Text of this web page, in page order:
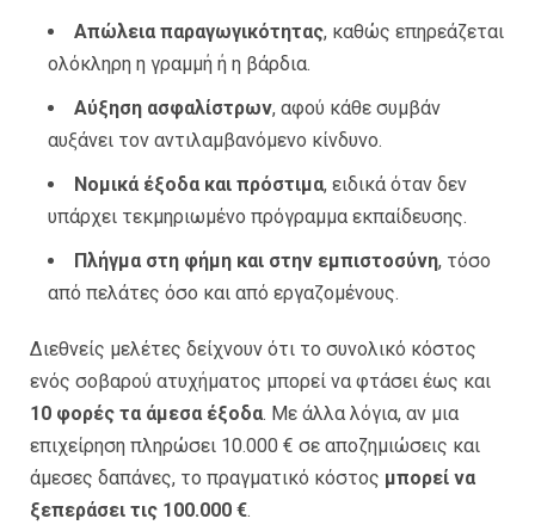
Απώλεια παραγωγικότητας, καθώς επηρεάζεται
ολόκληρη η γραμμή ή η βάρδια.
Αύξηση ασφαλίστρων, αφού κάθε συμβάν
αυξάνει τον αντιλαμβανόμενο κίνδυνο.
Νομικά έξοδα και πρόστιμα, ειδικά όταν δεν
υπάρχει τεκμηριωμένο πρόγραμμα εκπαίδευσης.
Πλήγμα στη φήμη και στην εμπιστοσύνη, τόσο
από πελάτες όσο και από εργαζομένους.
Διεθνείς μελέτες δείχνουν ότι το συνολικό κόστος
ενός σοβαρού ατυχήματος μπορεί να φτάσει έως και
10 φορές τα άμεσα έξοδα. Με άλλα λόγια, αν μια
επιχείρηση πληρώσει 10.000 € σε αποζημιώσεις και
άμεσες δαπάνες, το πραγματικό κόστος μπορεί να
ξεπεράσει τις 100.000 €.